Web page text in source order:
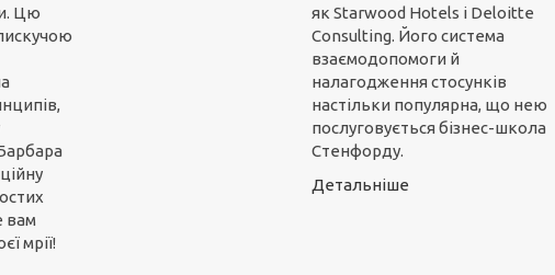
Цю
вам
мрії!
як Starwood Hotels і Deloitte
Consulting. Його система
взаємодопомоги й
налагодження стосунків
настільки популярна, що нею
послуговується бізнес-школа
Стенфорду.
Детальніше